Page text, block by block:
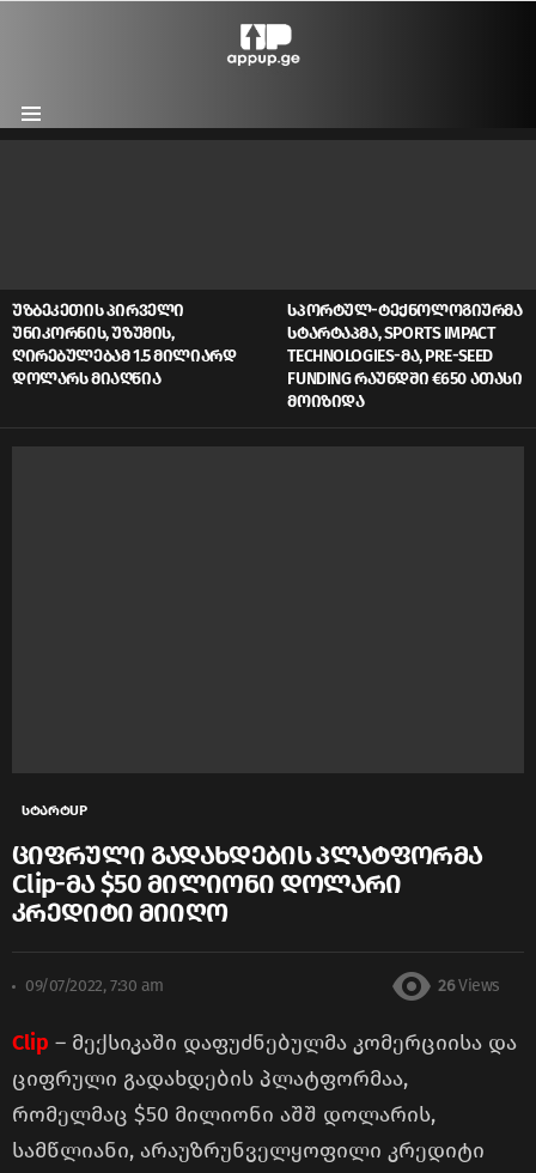
Menu
ᲣᲖᲑᲔᲙᲔᲗᲘᲡ ᲞᲘᲠᲕᲔᲚᲘ
ᲣᲜᲘᲙᲝᲠᲜᲘᲡ, ᲣᲖᲣᲛᲘᲡ,
ᲦᲘᲠᲔᲑᲣᲚᲔᲑᲐᲛ 1.5 ᲛᲘᲚᲘᲐᲠᲓ
ᲓᲝᲚᲐᲠᲡ ᲛᲘᲐᲦᲬᲘᲐ
ᲡᲞᲝᲠᲢᲣᲚ-ᲢᲔᲥᲜᲝᲚᲝᲒᲘᲣᲠᲛᲐ
ᲡᲢᲐᲠᲢᲐᲞᲛᲐ, SPORTS IMPACT
TECHNOLOGIES-ᲛᲐ, PRE-SEED
FUNDING ᲠᲐᲣᲜᲓᲨᲘ €650 ᲐᲗᲐᲡᲘ
ᲛᲝᲘᲖᲘᲓᲐ
სტარტUP
ციფრული გადახდების პლატფორმა
Clip-მა $50 მილიონი დოლარი
კრედიტი მიიღო
09/07/2022, 7:30 am 26 Views
Clip – მექსიკაში დაფუძნებულმა კომერციისა და
ციფრული გადახდების პლატფორმაა,
რომელმაც $50 მილიონი აშშ დოლარის,
სამწლიანი, არაუზრუნველყოფილი კრედიტი